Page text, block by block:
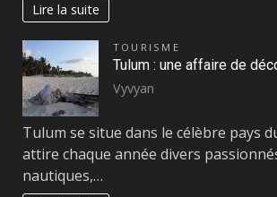
Lire la suite
TOURISME
Tulum : une affaire de
Vyvyan
Tulum se situe dans le célèbre pays
attire chaque année divers
nautiques,…